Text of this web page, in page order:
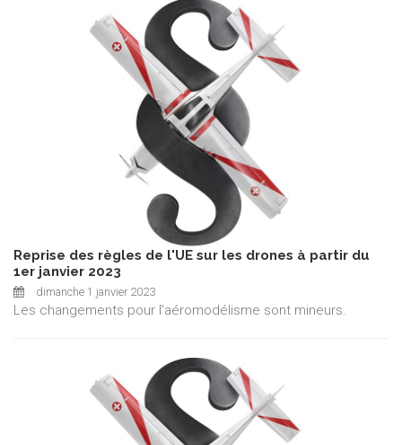
Reprise des règles de l'UE sur les drones à partir du
1er janvier 2023
dimanche 1 janvier 2023
Les changements pour l'aéromodélisme sont mineurs.